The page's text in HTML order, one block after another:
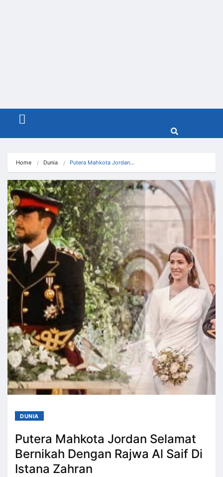
Menu
Home Dunia Putera Mahkota Jordan…
DUNIA
Putera Mahkota Jordan Selamat
Bernikah Dengan Rajwa Al Saif Di
Istana Zahran